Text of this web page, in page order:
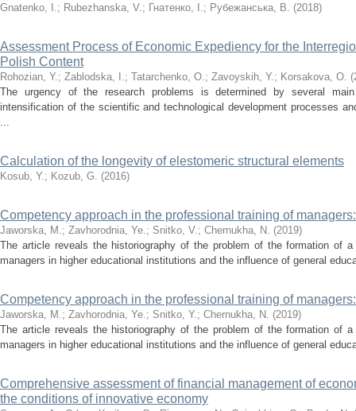
Gnatenko, I.; Rubezhanska, V.; Гнатенко, І.; Рубежанська, В. (2018)
Assessment Process of Economic Expediency for the
Polish Content
Rohozian, Y.; Zablodska, I.; Tatarchenko, O.; Zavoyskih, Y.; Korsakova, O. (
The urgency of the research problems is determined by several
intensification of the scientific and technological development processes
...
Calculation of the longevity of elestomeric structural elements
Kosub, Y.; Kozub, G. (2016)
Competency approach in the professional training of
Jaworska, M.; Zavhorodnia, Ye.; Snitko, V.; Chernukha, N. (2019)
The article reveals the historiography of the problem of the formation of
managers in higher educational institutions and the influence of general
Competency approach in the professional training of
Jaworska, M.; Zavhorodnia, Ye.; Snitko, Y.; Chernukha, N. (2019)
The article reveals the historiography of the problem of the formation of
managers in higher educational institutions and the influence of general
Comprehensive assessment of financial management of
the conditions of innovative economy